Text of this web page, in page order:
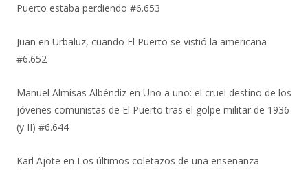
Puerto estaba perdiendo #6.653
Juan en Urbaluz, cuando El Puerto se vistió la americana
#6.652
Manuel Almisas Albéndiz en Uno a uno: el cruel destino de los
jóvenes comunistas de El Puerto tras el golpe militar de 1936
(y II) #6.644
Karl Ajote en Los últimos coletazos de una enseñanza